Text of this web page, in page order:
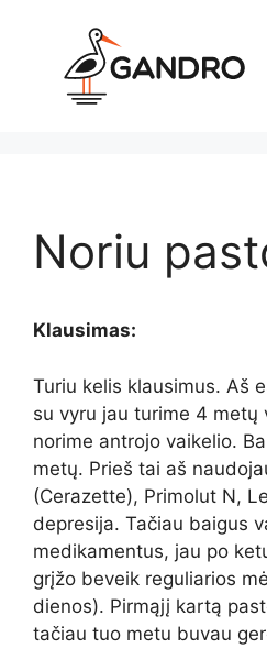
Noriu
Klausimas:
Turiu kelis klausimus. Aš
su vyru jau turime 4 metų
norime antrojo vaikelio.
metų. Prieš tai aš
(Cerazette), Primolut N,
depresija. Tačiau baigus
medikamentus, jau po
grįžo beveik reguliarios
dienos). Pirmąjį kartą
tačiau tuo metu buvau